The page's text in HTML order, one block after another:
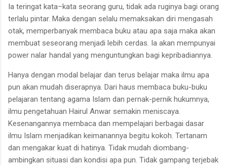
Ia teringat kata–kata seorang guru, tidak ada ruginya bagi orang
terlalu pintar. Maka dengan selalu memaksakan diri mengasah
otak, memperbanyak membaca buku atau apa saja maka akan
membuat seseorang menjadi lebih cerdas. Ia akan mempunyai
power nalar handal yang menguntungkan bagi kepribadiannya.
Hanya dengan modal belajar dan terus belajar maka ilmu apa
pun akan mudah diserapnya. Dari haus membaca buku-buku
pelajaran tentang agama Islam dan pernak-pernik hukumnya,
ilmu pengetahuan Hairul Anwar semakin meniscaya.
Kesenangannya membaca dan mempelajari berbagai dasar
ilmu Islam menjadikan keimanannya begitu kokoh. Tertanam
dan mengakar kuat di hatinya. Tidak mudah diombang-
ambingkan situasi dan kondisi apa pun. Tidak gampang terjebak